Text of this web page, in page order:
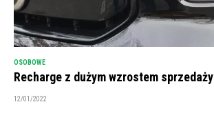
OSOBOWE
Recharge z dużym wzrostem sprzedaży
12/01/2022